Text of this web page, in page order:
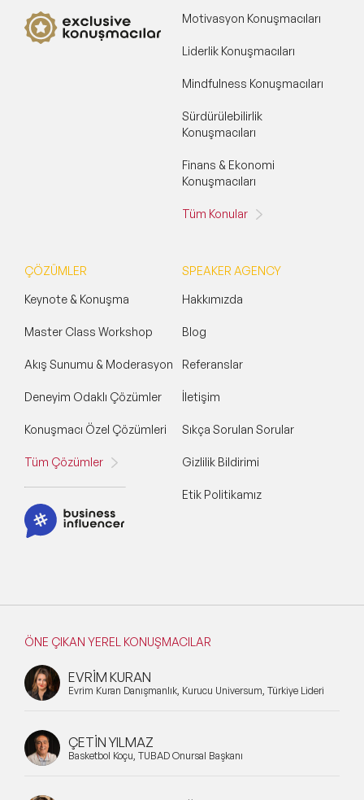
Motivasyon Konuşmacıları
Liderlik Konuşmacıları
Mindfulness Konuşmacıları
Sürdürülebilirlik
Konuşmacıları
Finans & Ekonomi
Konuşmacıları
Tüm Konular
ÇÖZÜMLER
Keynote & Konuşma
Master Class Workshop
Akış Sunumu & Moderasyon
Deneyim Odaklı Çözümler
Konuşmacı Özel Çözümleri
Tüm Çözümler
SPEAKER AGENCY
Hakkımızda
Blog
Referanslar
İletişim
Sıkça Sorulan Sorular
Gizlilik Bildirimi
Etik Politikamız
ÖNE ÇIKAN YEREL KONUŞMACILAR
EVRİM KURAN
Evrim Kuran Danışmanlık, Kurucu Universum, Türkiye Lideri
ÇETİN YILMAZ
Basketbol Koçu, TÜBAD Onursal Başkanı